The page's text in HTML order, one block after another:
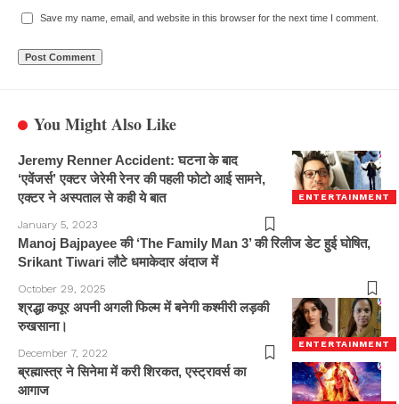
Save my name, email, and website in this browser for the next time I comment.
You Might Also Like
ENTERTAINMENT
Jeremy Renner Accident: घटना के बाद
‘एवेंजर्स’ एक्टर जेरेमी रेनर की पहली फोटो आई सामने,
एक्टर ने अस्पताल से कही ये बात
January 5, 2023
Manoj Bajpayee की ‘The Family Man 3’ की रिलीज डेट हुई घोषित,
Srikant Tiwari लौटे धमाकेदार अंदाज में
October 29, 2025
ENTERTAINMENT
श्रद्धा कपूर अपनी अगली फिल्म में बनेगी कश्मीरी लड़की
रुखसाना।
December 7, 2022
ब्रह्मास्त्र ने सिनेमा में करी शिरकत, एस्ट्रावर्स का
आगाज